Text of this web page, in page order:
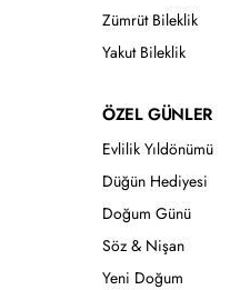
Zümrüt Bileklik
Yakut Bileklik
ÖZEL GÜNLER
Evlilik Yıldönümü
Düğün Hediyesi
Doğum Günü
Söz & Nişan
Yeni Doğum